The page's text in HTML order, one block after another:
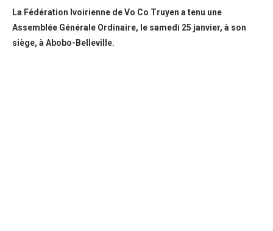
La Fédération Ivoirienne de Vo Co Truyen a tenu une
Assemblée Générale Ordinaire, le samedi 25 janvier, à son
siège, à Abobo-Belleville.